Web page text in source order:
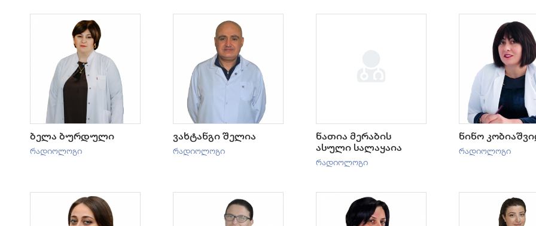
ბელა ბურდული
რადიოლოგი
ვახტანგი შელია
რადიოლოგი
ნათია მერაბის
ასული სალაყაია
რადიოლოგი
ნინო
რადიოლოგი